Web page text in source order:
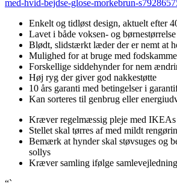
med-hvid-bejdse-glose-morkebrun-
Enkelt og tidløst design, aktuelt efter
Lavet i både voksen- og børnestørrelse
Blødt, slidstærkt læder der er nemt at
Mulighed for at bruge med
Forskellige siddehynder for nem
Høj ryg der giver god nakkestøtte
10 års garanti med betingelser i
Kan sorteres til genbrug eller
Kræver regelmæssig pleje med
Stellet skal tørres af med mildt
Bemærk at hynder skal støvsuges og
sollys
Kræver samling ifølge
“`